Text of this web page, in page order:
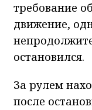
требование
движение,
остановился.
За рулем
после